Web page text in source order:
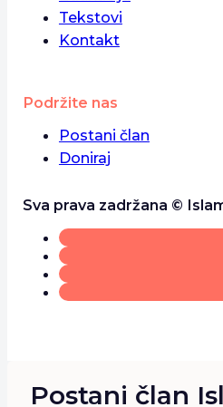
Tekstovi
Kontakt
Podržite nas
Postani član
Doniraj
Sva prava zadržana ©
Postani član